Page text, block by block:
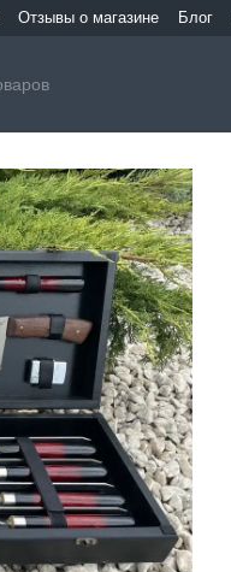
Отзывы о магазине Блог